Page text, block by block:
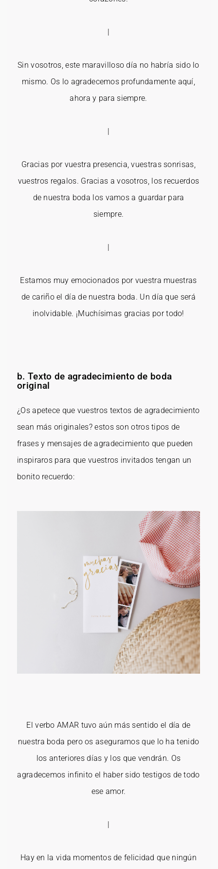
|
Sin vosotros, este maravilloso día no habría sido lo
mismo. Os lo agradecemos profundamente aquí,
ahora y para siempre.
|
Gracias por vuestra presencia, vuestras sonrisas,
vuestros regalos. Gracias a vosotros, los recuerdos
de nuestra boda los vamos a guardar para
siempre.
|
Estamos muy emocionados por vuestra muestras
de cariño el día de nuestra boda. Un día que será
inolvidable. ¡Muchísimas gracias por todo!
b. Texto de agradecimiento de boda
original
¿Os apetece que vuestros textos de agradecimiento
sean más originales? estos son otros tipos de
frases y mensajes de agradecimiento que pueden
inspiraros para que vuestros invitados tengan un
bonito recuerdo:
El verbo AMAR tuvo aún más sentido el día de
nuestra boda pero os aseguramos que lo ha tenido
los anteriores días y los que vendrán. Os
agradecemos infinito el haber sido testigos de todo
ese amor.
|
Hay en la vida momentos de felicidad que ningún